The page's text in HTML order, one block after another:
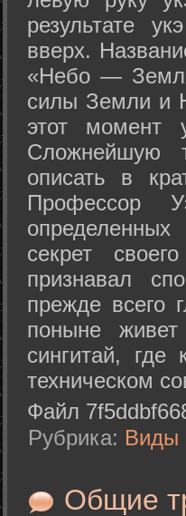
результате
вверх.
«Небо —
силы Земли и
этот момент
Сложнейшую
описать в
Профессор
секрет
признавал
прежде всего
поныне
сингитай,
техническом
Файл
Рубрика: Виды
Общие